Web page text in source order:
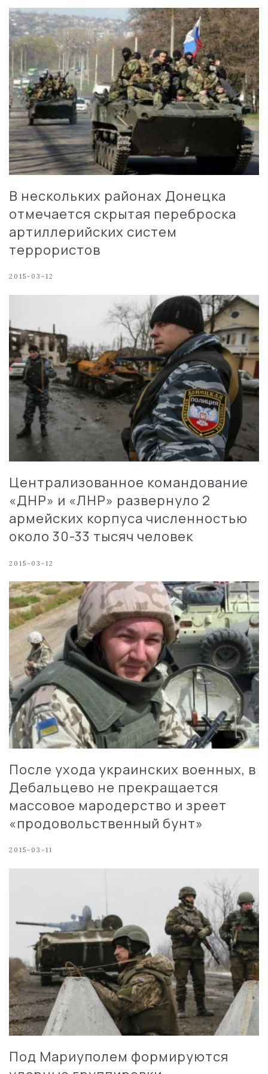
В нескольких районах Донецка
отмечается скрытая переброска
артиллерийских систем
террористов
2015-03-12
Централизованное командование
«ДНР» и «ЛНР» развернуло 2
армейских корпуса численностью
около 30-33 тысяч человек
2015-03-12
После ухода украинских военных, в
Дебальцево не прекращается
массовое мародерство и зреет
«продовольственный бунт»
2015-03-11
Под Мариуполем формируются